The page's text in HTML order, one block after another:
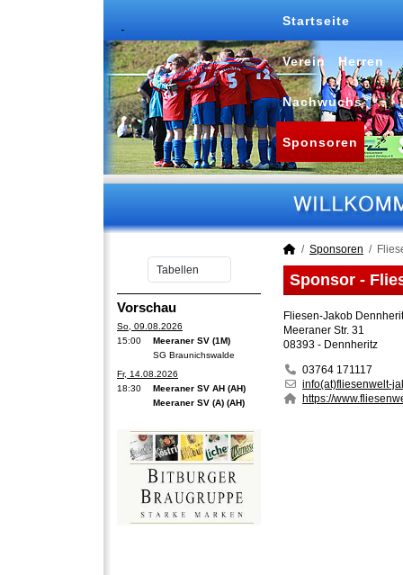
Startseite
Verein Herren
Nachwuchs
Sponsoren
Vorschau
So, 09.08.2026
15:00
Meeraner SV (1M)
SG Braunichswalde
Fr, 14.08.2026
18:30
Meeraner SV AH (AH)
Meeraner SV (A) (AH)
Sponsoren
Sponsor -
Fliesen-Jakob
Meeraner Str. 31
08393 - Dennheritz
03764 171117
info(at)fliesenwelt-
https://